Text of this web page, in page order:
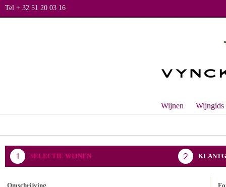
Tel + 32 51 20 03 16
Wijnen Wijngids
SELECTIE WIJNEN
Omschrijving